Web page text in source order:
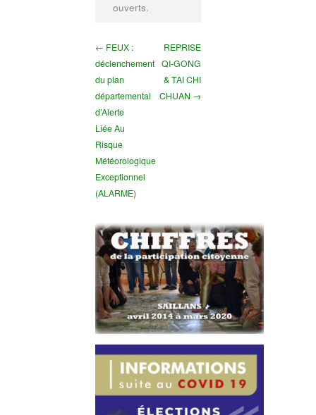
ouverts.
← FEUX :
déclenchement
du plan
départemental
d’Alerte
Liée Au
Risque
Météorologique
Exceptionnel
(ALARME)
REPRISE
QI-GONG
& TAI CHI
CHUAN →